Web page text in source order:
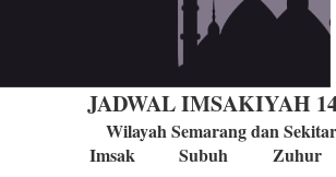
JADWAL IMSAKIYAH
Wilayah Semarang dan
Imsak
Subuh
Zuhur